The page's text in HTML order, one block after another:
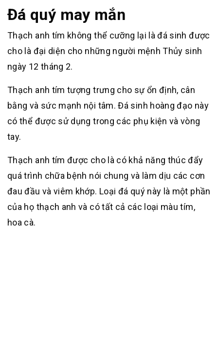
Đá quý may mắn
Thạch anh tím không thể cưỡng lại là đá sinh được
cho là đại diện cho những người mệnh Thủy sinh
ngày 12 tháng 2.
Thạch anh tím tượng trưng cho sự ổn định, cân
bằng và sức mạnh nội tâm. Đá sinh hoàng đạo này
có thể được sử dụng trong các phụ kiện và vòng
tay.
Thạch anh tím được cho là có khả năng thúc đẩy
quá trình chữa bệnh nói chung và làm dịu các cơn
đau đầu và viêm khớp. Loại đá quý này là một phần
của họ thạch anh và có tất cả các loại màu tím,
hoa cà.